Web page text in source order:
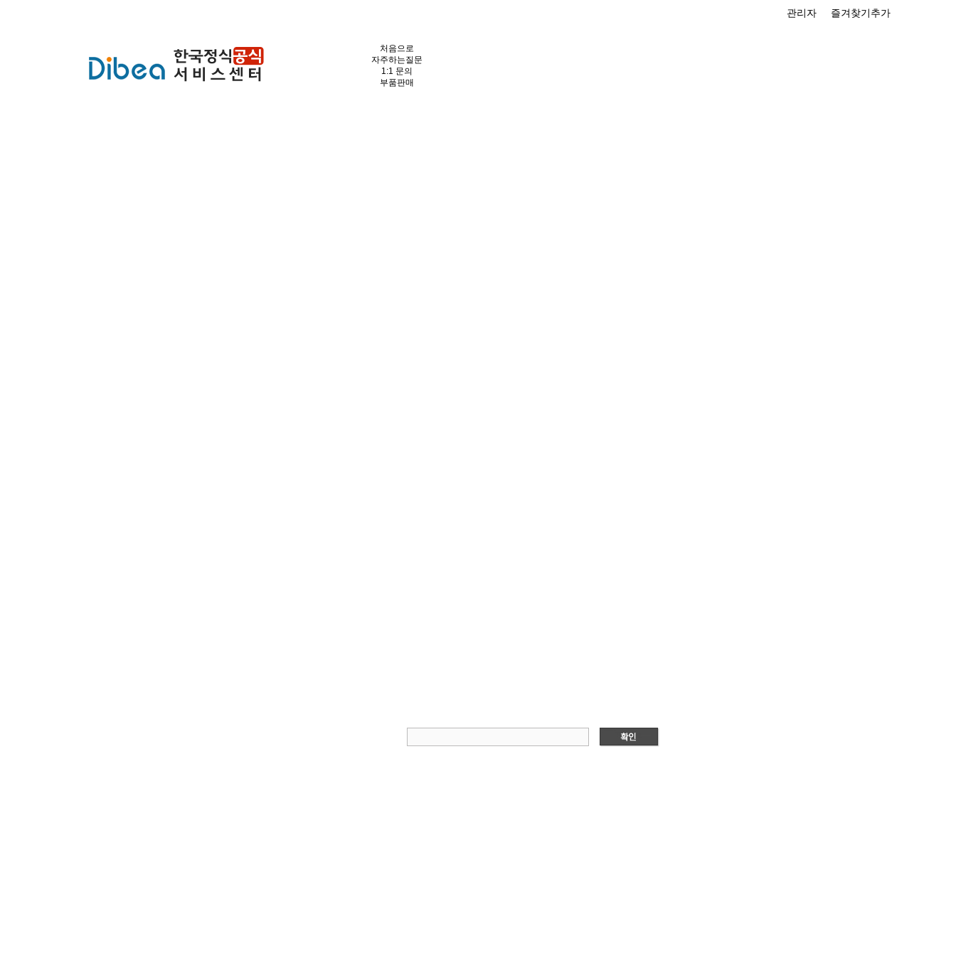
관리자 즐겨찾기추가
처음으로
자주하는질문
1:1 문의
부품판매